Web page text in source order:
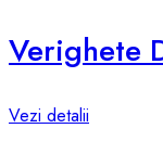
Vezi detalii